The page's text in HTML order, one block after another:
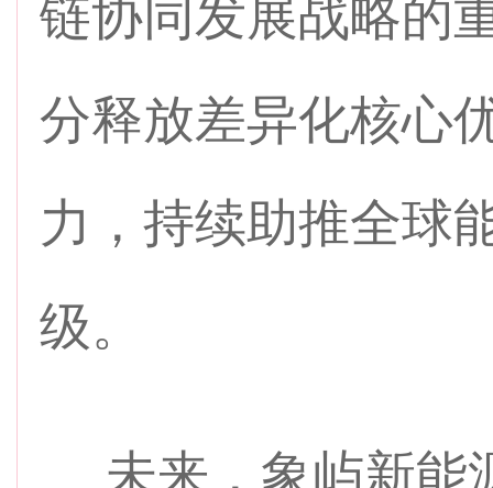
链协同发展战略的
分释放差异化核心
力，持续助推全球
级。
未来，象屿新能